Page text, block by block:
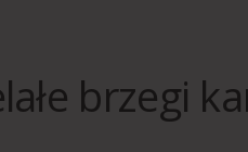
brzegi